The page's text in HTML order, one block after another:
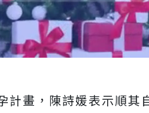
計畫，陳詩媛表示順其